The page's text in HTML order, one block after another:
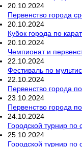
20 10 2024
Первенство города
20 10 2024
Кубок города по
20 10 2024
Чемпионат и
22 10 2024
Фестиваль по
22 10 2024
Первенство города
23 10 2024
Первенство города
24 10 2024
Городской турнир по
25 10 2024
Городской турнир по